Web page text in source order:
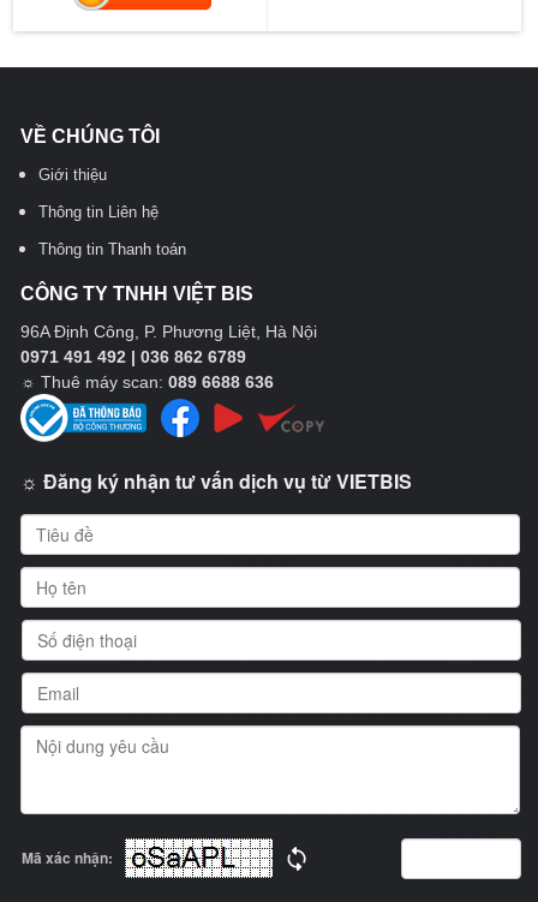
VỀ CHÚNG TÔI
Giới thiệu
Thông tin Liên hệ
Thông tin Thanh toán
CÔNG TY TNHH VIỆT BIS
96A Định Công, P. Phương Liệt, Hà Nội
0971 491 492 | 036 862 6789
☼ Thuê máy scan: 089 6688 636
☼ Đăng ký nhận tư vấn dịch vụ từ VIETBIS
Mã xác nhận: